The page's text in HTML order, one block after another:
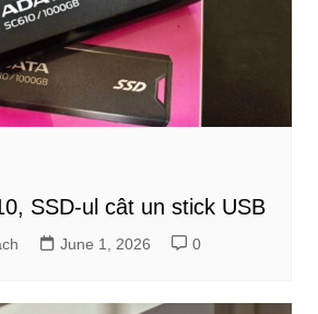
SSD-ul cât un stick USB
June 1, 2026 0